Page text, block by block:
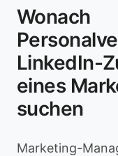
Wonach
LinkedIn-
eines
suchen
Marketing-